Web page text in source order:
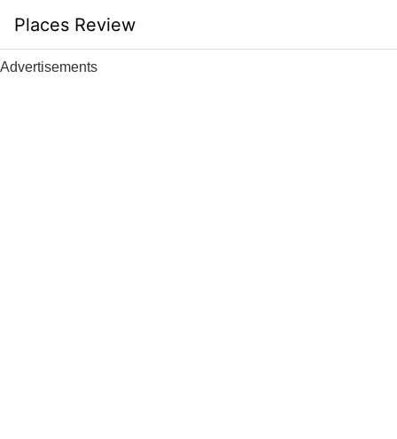
content
Places Review
Advertisements